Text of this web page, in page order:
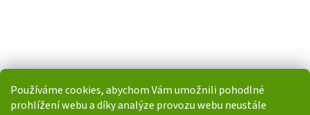
Používáme cookies, abychom Vám umožnili pohodlné
prohlížení webu a díky analýze provozu webu neustále